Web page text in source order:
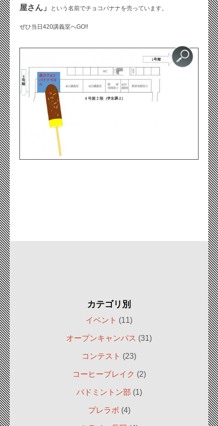
屋さん」
という名前でチョコバナナを売っています。
ぜひ当日420講義室へGO!!
カテゴリ別
イベント (11)
オープンキャンパス (31)
コンテスト (23)
コーヒーブレイク (2)
バドミントン部 (1)
プレラボ (4)